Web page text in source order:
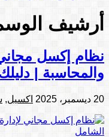
أرشيف
نظام إكسل مجاني
والمحاسبة |
20 ديسمبر، 2025 اكسيل,